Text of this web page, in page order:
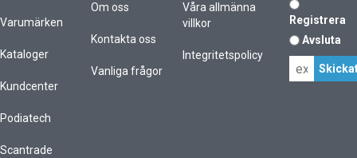
Varumärken
Kataloger
Kundcenter
Podiatech
Scantrade
Om oss
Kontakta oss
Vanliga frågor
Våra allmänna
villkor
Integritetspolicy
Registrera
Avsluta